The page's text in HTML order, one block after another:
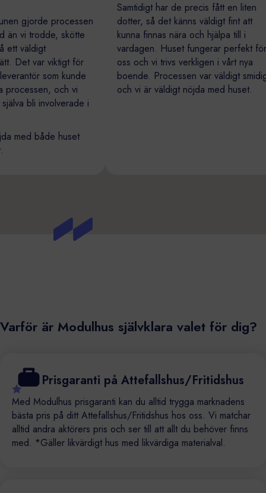
gjorde processen
än vi trodde, skötte
på ett väldigt
sätt. Det var viktigt för
leverantör som kunde
processen, och vi
själva bli involverade i
med både huset
Samtidigt har de precis fått en
dotter, så det känns väldigt fint
kunna finnas nära och hjälpa till i
vardagen. Huset fungerar
oss och vi trivs verkligen i vårt
boende. Processen var väldigt
och vi är väldigt nöjda med
Varför är Modulhus självklara valet för dig?
Prisgaranti på Attefallshus/Fritidshus
Med Modulhus prisgaranti kan du alltid trygga marknadens
bästa pris på ditt Attefallshus/Fritidshus hos oss. Vi matchar
alltid andra aktörers pris och ser till att allt du behöver finns
med. *Gäller likvärdigt hus med likvärdiga materialval.